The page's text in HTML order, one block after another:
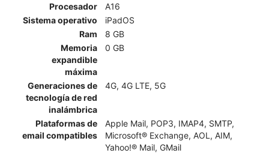
Procesador
A16
Sistema operativo
iPadOS
Ram
8 GB
Memoria
expandible
máxima
0 GB
Generaciones de
tecnología de red
inalámbrica
4G, 4G LTE, 5G
Plataformas de
email compatibles
Apple Mail, POP3, IMAP4, SMTP,
Microsoft® Exchange, AOL, AIM,
Yahoo!® Mail, GMail